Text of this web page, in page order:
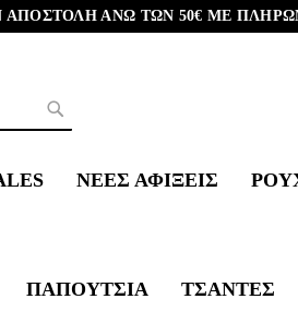
ΑΠΟΣΤΟΛΗ ΑΝΩ ΤΩΝ 50€ ΜΕ
ΝΕΕΣ ΑΦΙΞΕΙΣ
ΠΑΠΟΥΤΣΙΑ ΤΣΑΝΤΕΣ